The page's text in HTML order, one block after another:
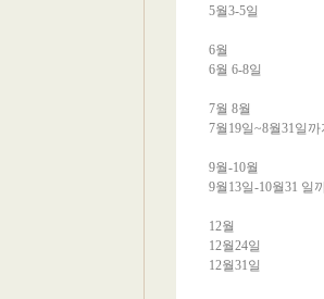
5월3-5일
6월
6월 6-8일
7월 8월
7월19일~8월31일까
9월-10월
9월13일-10월31 일
12월
12월24일
12월31일